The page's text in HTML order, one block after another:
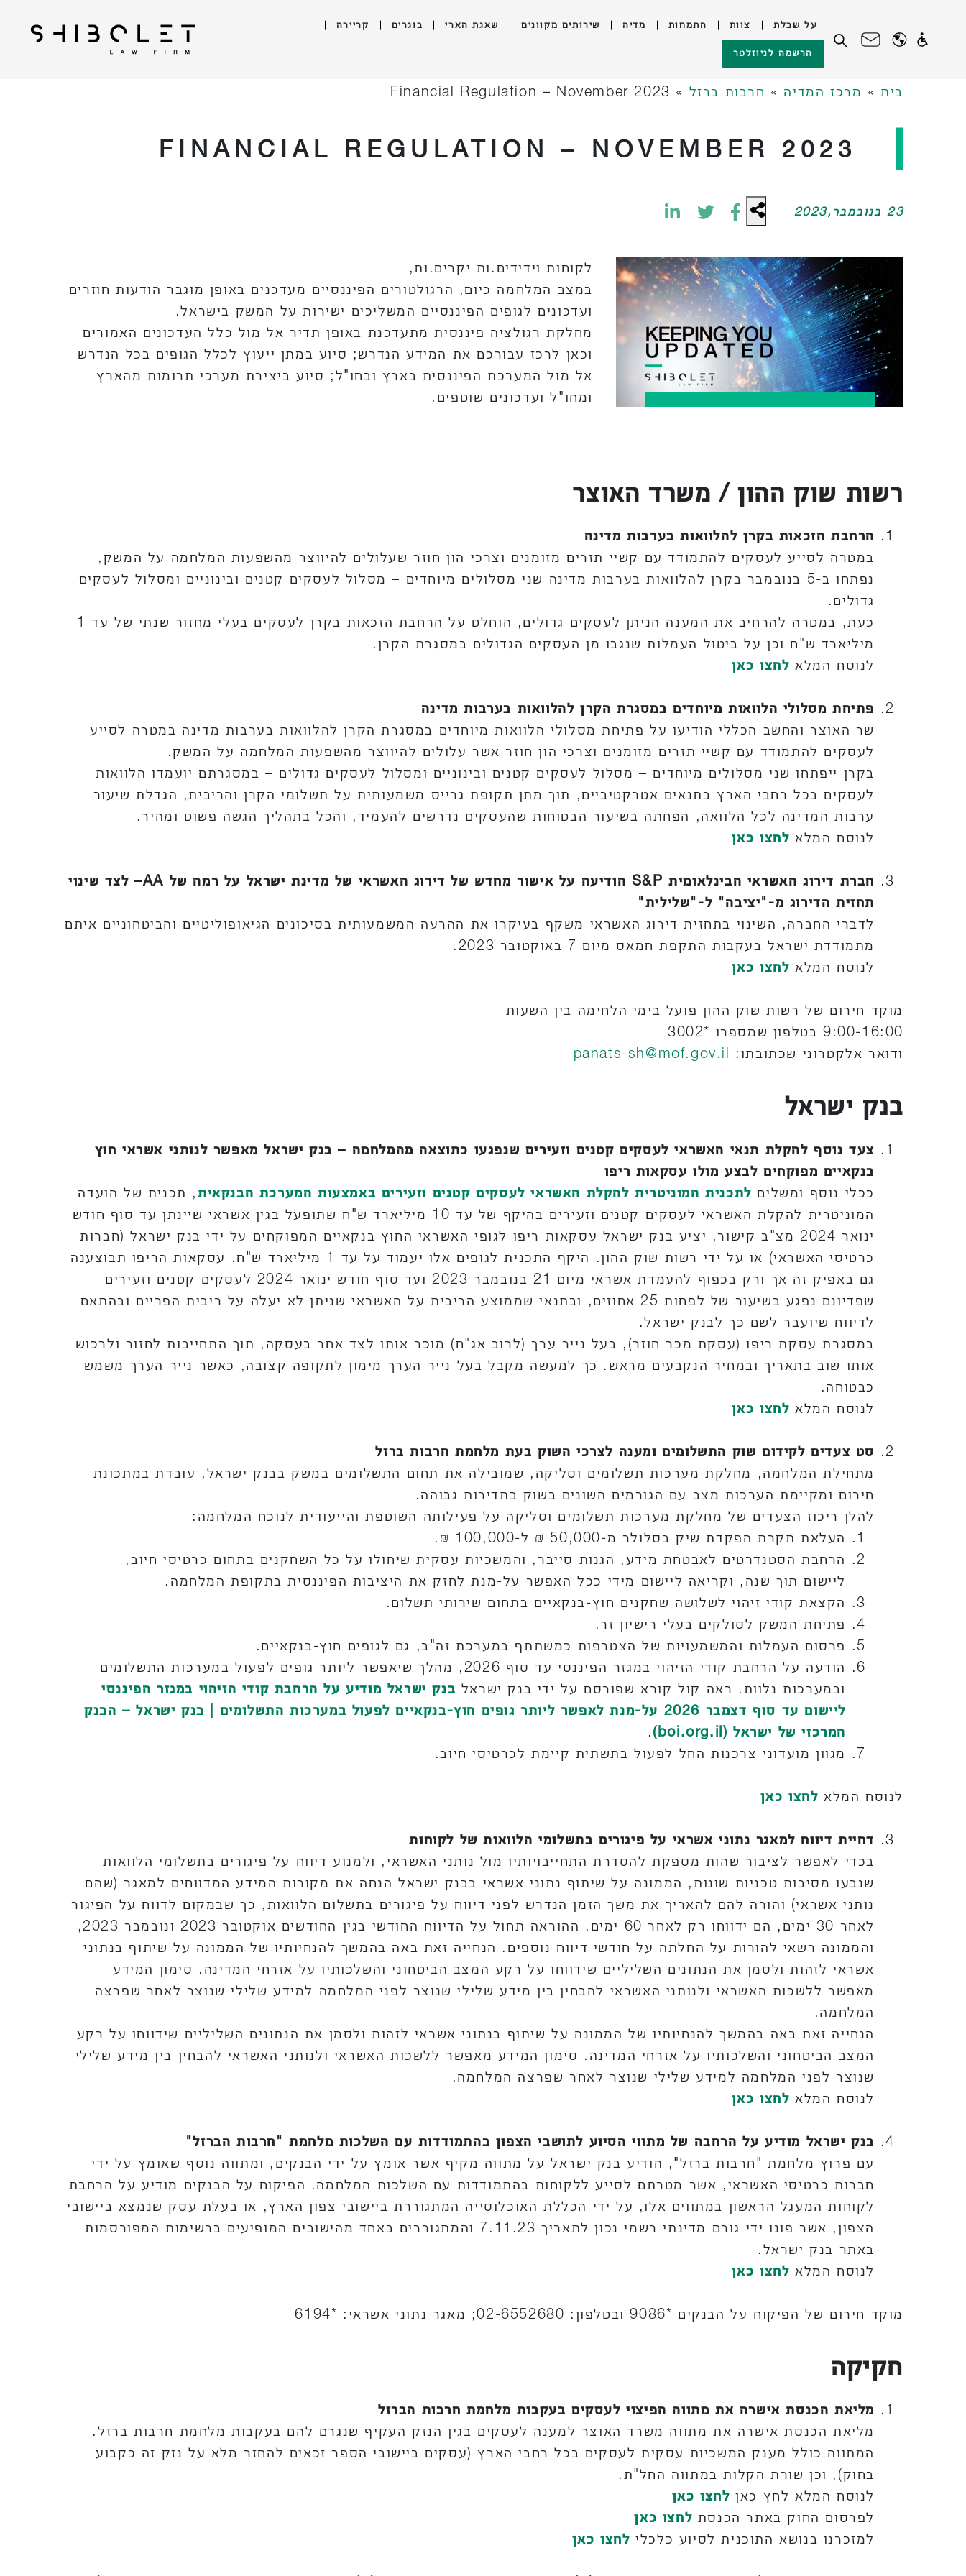
על שבלת צוות התמחות מדיה שירותים מקוונים שאגת הארי בוגרים קריירה
הרשמה לניוזלטר
בית» מרכז המדיה » חרבות ברזל »
Financial Regulation – November 2023
FINANCIAL REGULATION – NOVEMBER 2023
23 בנובמבר,2023
לקוחות וידידים.ות יקרים.ות,
במצב המלחמה כיום, הרגולטורים הפיננסיים מעדכנים באופן מוגבר הודעות חוזרים
ועדכונים לגופים הפיננסיים המשליכים ישירות על המשק בישראל.
מחלקת רגולציה פיננסית מתעדכנת באופן תדיר אל מול כלל העדכונים האמורים
וכאן לרכז עבורכם את המידע הנדרש; סיוע במתן ייעוץ לכלל הגופים בכל הנדרש
אל מול המערכת הפיננסית בארץ ובחו"ל; סיוע ביצירת מערכי תרומות מהארץ
ומחו"ל ועדכונים שוטפים.
רשות שוק ההון / משרד האוצר
הרחבת הזכאות בקרן להלוואות בערבות מדינה
במטרה לסייע לעסקים להתמודד עם קשיי תזרים מזומנים וצרכי הון חוזר שעלולים להיווצר מהשפעות המלחמה על המשק,
נפתחו ב-5 בנובמבר בקרן להלוואות בערבות מדינה שני מסלולים מיוחדים – מסלול לעסקים קטנים ובינוניים ומסלול לעסקים
גדולים.
כעת, במטרה להרחיב את המענה הניתן לעסקים גדולים, הוחלט על הרחבת הזכאות בקרן לעסקים בעלי מחזור שנתי של עד 1
מיליארד ש"ח וכן על ביטול העמלות שנגבו מן העסקים הגדולים במסגרת הקרן.
לנוסח המלא לחצו כאן
פתיחת מסלולי הלוואות מיוחדים במסגרת הקרן להלוואות בערבות מדינה
שר האוצר והחשב הכללי הודיעו על פתיחת מסלולי הלוואות מיוחדים במסגרת הקרן להלוואות בערבות מדינה במטרה לסייע
לעסקים להתמודד עם קשיי תזרים מזומנים וצרכי הון חוזר אשר עלולים להיווצר מהשפעות המלחמה על המשק.
בקרן ייפתחו שני מסלולים מיוחדים – מסלול לעסקים קטנים ובינוניים ומסלול לעסקים גדולים – במסגרתם יועמדו הלוואות
לעסקים בכל רחבי הארץ בתנאים אטרקטיביים, תוך מתן תקופת גרייס משמעותית על תשלומי הקרן והריבית, הגדלת שיעור
ערבות המדינה לכל הלוואה, הפחתה בשיעור הבטוחות שהעסקים נדרשים להעמיד, והכל בתהליך הגשה פשוט ומהיר.
לנוסח המלא לחצו כאן
חברת דירוג האשראי הבינלאומית S&P הודיעה על אישור מחדש של דירוג האשראי של מדינת ישראל על רמה של AA– לצד שינוי
תחזית הדירוג מ-"יציבה" ל-"שלילית"
לדברי החברה, השינוי בתחזית דירוג האשראי משקף בעיקרו את ההרעה המשמעותית בסיכונים הגיאופוליטיים והביטחוניים איתם
מתמודדת ישראל בעקבות התקפת חמאס מיום 7 באוקטובר 2023.
לנוסח המלא לחצו כאן
מוקד חירום של רשות שוק ההון פועל בימי הלחימה בין השעות
9:00-16:00 בטלפון שמספרו *3002
ודואר אלקטרוני שכתובתו: panats-sh@mof.gov.il
בנק ישראל
צעד נוסף להקלת תנאי האשראי לעסקים קטנים וזעירים שנפגעו כתוצאה מהמלחמה – בנק ישראל מאפשר לנותני אשראי חוץ
בנקאיים מפוקחים לבצע מולו עסקאות ריפו
ככלי נוסף ומשלים לתכנית המוניטרית להקלת האשראי לעסקים קטנים וזעירים באמצעות המערכת הבנקאית, תכנית של הועדה
המוניטרית להקלת האשראי לעסקים קטנים וזעירים בהיקף של עד 10 מיליארד ש"ח שתופעל בגין אשראי שיינתן עד סוף חודש
ינואר 2024 מצ"ב קישור, יציע בנק ישראל עסקאות ריפו לגופי האשראי החוץ בנקאיים המפוקחים על ידי בנק ישראל (חברות
כרטיסי האשראי) או על ידי רשות שוק ההון. היקף התכנית לגופים אלו יעמוד על עד 1 מיליארד ש"ח. עסקאות הריפו תבוצענה
גם באפיק זה אך ורק בכפוף להעמדת אשראי מיום 21 בנובמבר 2023 ועד סוף חודש ינואר 2024 לעסקים קטנים וזעירים
שפדיונם נפגע בשיעור של לפחות 25 אחוזים, ובתנאי שממוצע הריבית על האשראי שניתן לא יעלה על ריבית הפריים ובהתאם
לדיווח שיועבר לשם כך לבנק ישראל.
במסגרת עסקת ריפו (עסקת מכר חוזר), בעל נייר ערך (לרוב אג"ח) מוכר אותו לצד אחר בעסקה, תוך התחייבות לחזור ולרכוש
אותו שוב בתאריך ובמחיר הנקבעים מראש. כך למעשה מקבל בעל נייר הערך מימון לתקופה קצובה, כאשר נייר הערך משמש
כבטוחה.
לנוסח המלא לחצו כאן
סט צעדים לקידום שוק התשלומים ומענה לצרכי השוק בעת מלחמת חרבות ברזל
מתחילת המלחמה, מחלקת מערכות תשלומים וסליקה, שמובילה את תחום התשלומים במשק בבנק ישראל, עובדת במתכונת
חירום ומקיימת הערכות מצב עם הגורמים השונים בשוק בתדירות גבוהה.
להלן ריכוז הצעדים של מחלקת מערכות תשלומים וסליקה על פעילותה השוטפת והייעודית לנוכח המלחמה:
העלאת תקרת הפקדת שיק בסלולר מ-50,000 ₪ ל-100,000 ₪.
הרחבת הסטנדרטים לאבטחת מידע, הגנות סייבר, והמשכיות עסקית שיחולו על כל השחקנים בתחום כרטיסי חיוב,
ליישום תוך שנה, וקריאה ליישום מידי ככל האפשר על-מנת לחזק את היציבות הפיננסית בתקופת המלחמה.
הקצאת קודי זיהוי לשלושה שחקנים חוץ-בנקאיים בתחום שירותי תשלום.
פתיחת המשק לסולקים בעלי רישיון זר.
פרסום העמלות והמשמעויות של הצטרפות כמשתתף במערכת זה"ב, גם לגופים חוץ-בנקאיים.
הודעה על הרחבת קודי הזיהוי במגזר הפיננסי עד סוף 2026, מהלך שיאפשר ליותר גופים לפעול במערכות התשלומים
ובמערכות נלוות. ראה קול קורא שפורסם על ידי בנק ישראל בנק ישראל מודיע על הרחבת קודי הזיהוי במגזר הפיננסי
ליישום עד סוף דצמבר 2026 על-מנת לאפשר ליותר גופים חוץ-בנקאיים לפעול במערכות התשלומים | בנק ישראל – הבנק
המרכזי של ישראל (boi.org.il)
.
מגוון מועדוני צרכנות החל לפעול בתשתית קיימת לכרטיסי חיוב.
לנוסח המלא לחצו כאן
דחיית דיווח למאגר נתוני אשראי על פיגורים בתשלומי הלוואות של לקוחות
בכדי לאפשר לציבור שהות מספקת להסדרת התחייבויותיו מול נותני האשראי, ולמנוע דיווח על פיגורים בתשלומי הלוואות
שנבעו מסיבות טכניות שונות, הממונה על שיתוף נתוני אשראי בבנק ישראל הנחה את מקורות המידע המדווחים למאגר (שהם
נותני אשראי) והורה להם להאריך את משך הזמן הנדרש לפני דיווח על פיגורים בתשלום הלוואות, כך שבמקום לדווח על הפיגור
לאחר 30 ימים, הם ידווחו רק לאחר 60 ימים. ההוראה תחול על הדיווח החודשי בגין החודשים אוקטובר 2023 ונובמבר 2023,
והממונה רשאי להורות על החלתה על חודשי דיווח נוספים. הנחייה זאת באה בהמשך להנחיותיו של הממונה על שיתוף בנתוני
אשראי לזהות ולסמן את הנתונים השליליים שידווחו על רקע המצב הביטחוני והשלכותיו על אזרחי המדינה. סימון המידע
מאפשר ללשכות האשראי ולנותני האשראי להבחין בין מידע שלילי שנוצר לפני המלחמה למידע שלילי שנוצר לאחר שפרצה
המלחמה.
הנחייה זאת באה בהמשך להנחיותיו של הממונה על שיתוף בנתוני אשראי לזהות ולסמן את הנתונים השליליים שידווחו על רקע
המצב הביטחוני והשלכותיו על אזרחי המדינה. סימון המידע מאפשר ללשכות האשראי ולנותני האשראי להבחין בין מידע שלילי
שנוצר לפני המלחמה למידע שלילי שנוצר לאחר שפרצה המלחמה.
לנוסח המלא לחצו כאן
בנק ישראל מודיע על הרחבה של מתווי הסיוע לתושבי הצפון בהתמודדות עם השלכות מלחמת "חרבות הברזל"
עם פרוץ מלחמת "חרבות ברזל", הודיע בנק ישראל על מתווה מקיף אשר אומץ על ידי הבנקים, ומתווה נוסף שאומץ על ידי
חברות כרטיסי האשראי, אשר מטרתם לסייע ללקוחות בהתמודדות עם השלכות המלחמה. הפיקוח על הבנקים מודיע על הרחבת
לקוחות המעגל הראשון במתווים אלו, על ידי הכללת האוכלוסייה המתגוררת ביישובי צפון הארץ, או בעלת עסק שנמצא ביישובי
הצפון, אשר פונו ידי גורם מדינתי רשמי נכון לתאריך 7.11.23 והמתגוררים באחד מהישובים המופיעים ברשימות המפורסמות
באתר בנק ישראל.
לנוסח המלא לחצו כאן
מוקד חירום של הפיקוח על הבנקים *9086 ובטלפון: 02-6552680; מאגר נתוני אשראי: *6194
חקיקה
מליאת הכנסת אישרה את מתווה הפיצוי לעסקים בעקבות מלחמת חרבות הברזל
מליאת הכנסת אישרה את מתווה משרד האוצר למענה לעסקים בגין הנזק העקיף שנגרם להם בעקבות מלחמת חרבות ברזל.
המתווה כולל מענק המשכיות עסקית לעסקים בכל רחבי הארץ (עסקים ביישובי הספר זכאים להחזר מלא על נזק זה כקבוע
בחוק), וכן שורת הקלות במתווה החל"ת.
לנוסח המלא לחץ כאןלחצו כאן
לפרסום החוק באתר הכנסת לחצו כאן
למזכרנו בנושא התוכנית לסיוע כלכלי לחצו כאן